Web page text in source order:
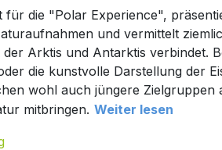
für die "Polar Experience",
und vermittelt
der Arktis und Antarktis verbindet.
die kunstvolle Darstellung der
wohl auch jüngere Zielgruppen
mitbringen. Weiter lesen